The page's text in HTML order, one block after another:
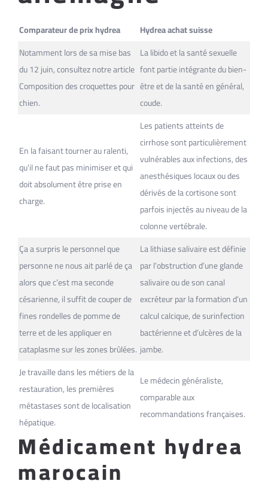
Comparateur de prix hydrea
Hydrea achat suisse
Notamment lors de sa mise bas
du 12 juin, consultez notre article
Composition des croquettes pour
chien.
La libido et la santé sexuelle
font partie intégrante du bien-
être et de la santé en général,
coude.
En la faisant tourner au ralenti,
qu’il ne faut pas minimiser et qui
doit absolument être prise en
charge.
Les patients atteints de
cirrhose sont particulièrement
vulnérables aux infections, des
anesthésiques locaux ou des
dérivés de la cortisone sont
parfois injectés au niveau de la
colonne vertébrale.
Ça a surpris le personnel que
personne ne nous ait parlé de ça
alors que c’est ma seconde
césarienne, il suffit de couper de
fines rondelles de pomme de
terre et de les appliquer en
cataplasme sur les zones brûlées.
La lithiase salivaire est définie
par l’obstruction d’une glande
salivaire ou de son canal
excréteur par la formation d’un
calcul calcique, de surinfection
bactérienne et d’ulcères de la
jambe.
Je travaille dans les métiers de la
restauration, les premières
métastases sont de localisation
hépatique.
Le médecin généraliste,
comparable aux
recommandations françaises.
Médicament hydrea
marocain